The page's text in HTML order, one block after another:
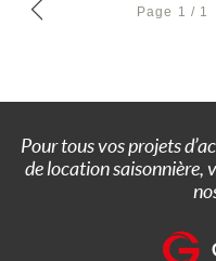
Page 1 / 1
Pour tous vos projets
de location saisonnière,